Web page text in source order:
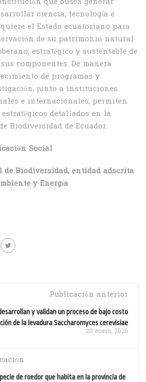
que busca generar
ciencia, tecnología e
el Estado ecuatoriano para
de su patrimonio natural
estratégico y sustentable de
componentes. De manera
de programas y
junto a instituciones
e internacionales, permiten
detallados en la
Biodiversidad de Ecuador.
Social
Biodiversidad, entidad adscrita
y Energía
Publicación anterior
y validan un proceso de bajo costo
de la levadura Saccharomyces cerevisiae
20 enero, 2026
de roedor que habita en la provincia de